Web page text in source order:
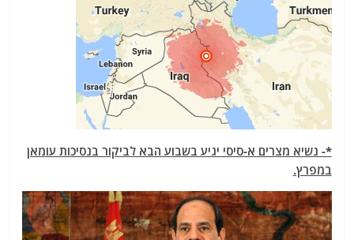
*- נשיא מצרים א-סיסי יגיע בשבוע הבא לביקור בנסיכות עומאן
במפרץ.